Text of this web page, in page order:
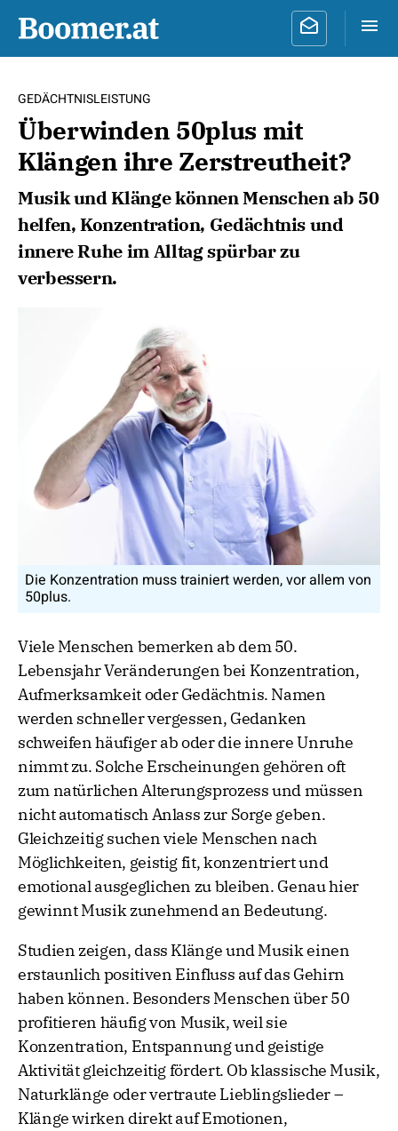
GEDÄCHTNISLEISTUNG
Überwinden 50plus mit
Klängen ihre Zerstreutheit?
Musik und Klänge können Menschen ab 50
helfen, Konzentration, Gedächtnis und
innere Ruhe im Alltag spürbar zu
verbessern.
Die Konzentration muss trainiert werden, vor allem von
50plus.
Viele Menschen bemerken ab dem 50.
Lebensjahr Veränderungen bei Konzentration,
Aufmerksamkeit oder Gedächtnis. Namen
werden schneller vergessen, Gedanken
schweifen häufiger ab oder die innere Unruhe
nimmt zu. Solche Erscheinungen gehören oft
zum natürlichen Alterungsprozess und müssen
nicht automatisch Anlass zur Sorge geben.
Gleichzeitig suchen viele Menschen nach
Möglichkeiten, geistig fit, konzentriert und
emotional ausgeglichen zu bleiben. Genau hier
gewinnt Musik zunehmend an Bedeutung.
Studien zeigen, dass Klänge und Musik einen
erstaunlich positiven Einfluss auf das Gehirn
haben können. Besonders Menschen über 50
profitieren häufig von Musik, weil sie
Konzentration, Entspannung und geistige
Aktivität gleichzeitig fördert. Ob klassische Musik,
Naturklänge oder vertraute Lieblingslieder –
Klänge wirken direkt auf Emotionen,